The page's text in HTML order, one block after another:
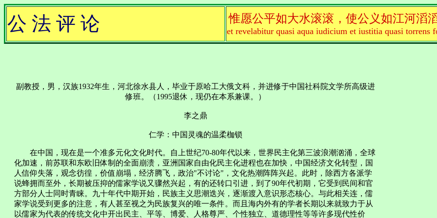
公 法 评 论 惟愿公平如大水滚滚，使公义如江河滔
et revelabitur quasi aqua iudicium et iustitia quasi torrens
副教授，男，汉族1932年生，河北徐水县人，毕业于原哈工大俄文科，并进修于中国社科院文学所高级进
修班。（1995退休，现仍在本系兼课。）
李之鼎
仁学：中国灵魂的温柔枷锁
在中国，现在是一个准多元化文化时代。自上世纪70-80年代以来，世界民主化第三波浪潮汹涌，全球
化加速，前苏联和东欧旧体制的全面崩溃，亚洲国家自由化民主化进程也在加快，中国经济文化转型，国
人信仰失落，观念彷徨，价值崩塌，经济腾飞，政治"不讨论"，文化热潮阵阵兴起。此时，除西方各派学
说蜂拥而至外，长期被压抑的儒家学说又骤然兴起，有的还转口引进，到了90年代初期，它受到民间和官
方部分人士同时青睐。九十年代中期开始，民族主义思潮迭兴，逐渐渡入意识形态核心。与此相关连，儒
家学说受到更多的注意，有人甚至视之为民族复兴的唯一条件。而且海内外有的学者长期以来就致力于从
以儒家为代表的传统文化中开出民主、平等、博爱、人格尊严、个性独立、道德理性等等许多现代性价